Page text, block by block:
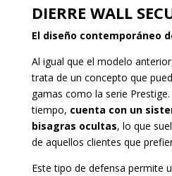
DIERRE WALL
El diseño contemporáneo
Al igual que el modelo
trata de un concepto que
gamas como la serie
tiempo, cuenta con un
bisagras ocultas, lo que
de aquellos clientes que
Este tipo de defensa permite